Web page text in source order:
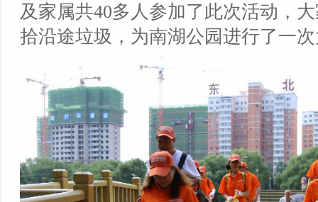
及家属共40多人参加了此次活动，
拾沿途垃圾，为南湖公园进行了一